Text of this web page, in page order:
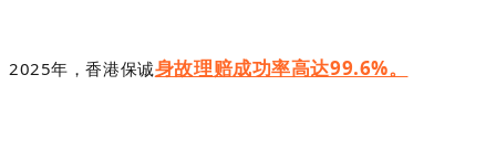
2025年，香港保诚身故理赔成功率高达99.6%。